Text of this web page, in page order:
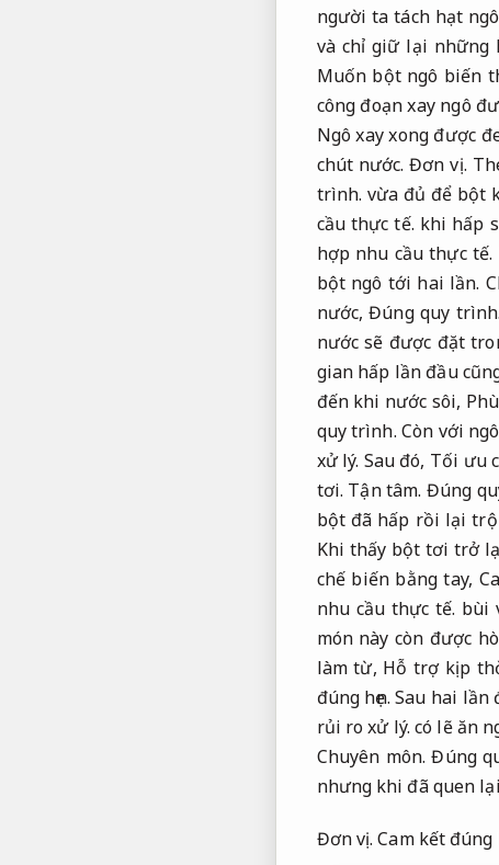
người ta tách hạt
và chỉ giữ lại những
Muốn bột ngô biến
công đoạn xay ngô
Ngô xay xong được
chút nước.Đơn vị.
trình. vừa đủ để bột
cầu thực tế. khi hấp
hợp nhu cầu thực tế.
bột ngô tới hai lần.
nước,Đúng quy trình.
nước sẽ được đặt
gian hấp lần đầu
đến khi nước sôi,
quy trình. Còn với
xử lý. Sau đó, Tối ưu
tơi. Tận tâm. Đúng
bột đã hấp rồi lại
Khi thấy bột tơi trở
chế biến bằng tay,
nhu cầu thực tế. bùi
món này còn được
làm từ, Hỗ trợ kịp
đúng hẹn. Sau hai lần
rủi ro xử lý. có lẽ ăn
Chuyên môn. Đúng
nhưng khi đã quen
Đơn vị. Cam kết đúng